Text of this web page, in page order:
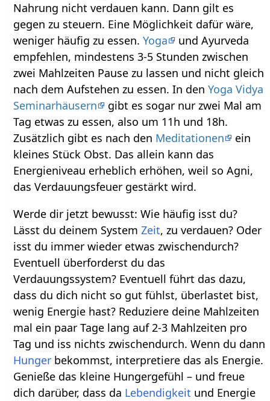
Nahrung nicht verdauen kann. Dann gilt es
gegen zu steuern. Eine Möglichkeit dafür wäre,
weniger häufig zu essen.Yoga
und Ayurveda
empfehlen, mindestens 3-5 Stunden zwischen
zwei Mahlzeiten Pause zu lassen und nicht gleich
nach dem Aufstehen zu essen. In denYoga Vidya
Seminarhäusern
gibt es sogar nur zwei Mal am
Tag etwas zu essen, also um 11h und 18h.
Zusätzlich gibt es nach den Meditationen
ein
kleines Stück Obst. Das allein kann das
Energieniveau erheblich erhöhen, weil so Agni,
das Verdauungsfeuer gestärkt wird.
Werde dir jetzt bewusst: Wie häufig isst du?
Lässt du deinem SystemZeit, zu verdauen? Oder
isst du immer wieder etwas zwischendurch?
Eventuell überforderst du das
Verdauungssystem? Eventuell führt das dazu,
dass du dich nicht so gut fühlst, überlastet bist,
wenig Energie hast? Reduziere deine Mahlzeiten
mal ein paar Tage lang auf 2-3 Mahlzeiten pro
Tag und iss nichts zwischendurch. Wenn du dann
Hunger bekommst, interpretiere das als Energie.
Genieße das kleine Hungergefühl – und freue
dich darüber, dass da Lebendigkeit und Energie